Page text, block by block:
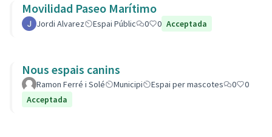
Movilidad Paseo Marítimo
Jordi Alvarez Espai Públic 0 0 Acceptada
Nous espais canins
Ramon Ferré i Solé Municipi Espai per mascotes 0
0
Acceptada